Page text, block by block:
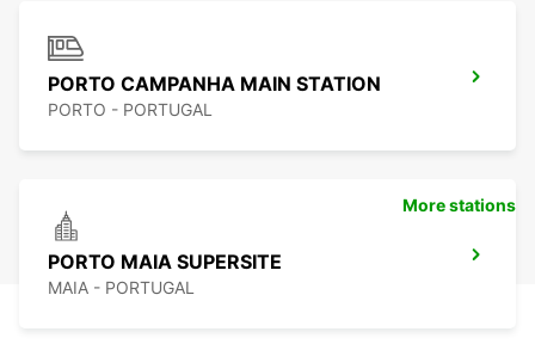
PORTO CAMPANHA MAIN STATION
PORTO - PORTUGAL
PORTO MAIA SUPERSITE
MAIA - PORTUGAL
More stations